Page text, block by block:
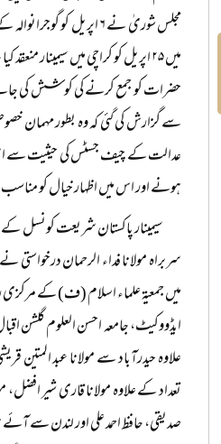
مجلس شوریٰ نے ۶
میں ۲۵ اپریل کو کراچی میں
حضرات کو جمع کرنے کی کوشش کی
سے گزارش کی گئی کہ وہ بطور مہمان
عدالت کے چیف جسٹس کی حیثیت سے
ہونے اور اس میں اظہار خیال کو مناسب
سربراہ مولانا فداء الرحمان
میں جمعیۃ علماء اسلام (ف) کے مرکزی
ایڈووکیٹ، جامعہ احسن العلوم گلشن
علاوہ حیدرآباد سے مولانا عبد
تعداد کے علاوہ مولانا قاری شیر افضل،
صدیقی، حافظ احمد علی اور لندن سے